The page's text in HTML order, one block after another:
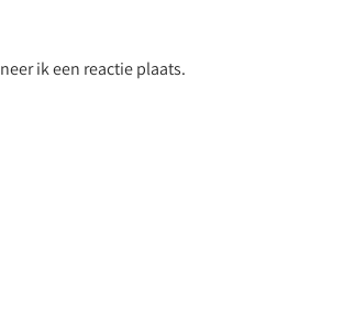
ik een reactie plaats.